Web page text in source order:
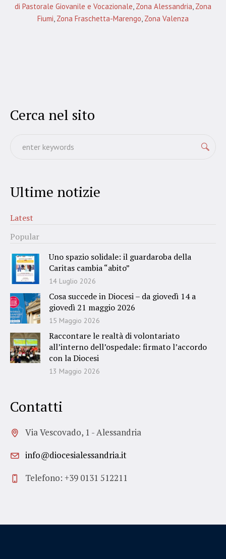
di Pastorale Giovanile e Vocazionale Zona Alessandria Zona
Fiumi Zona Fraschetta-Marengo Zona Valenza
Cerca nel sito
Ultime notizie
Latest
Popular
Uno spazio solidale: il guardaroba della
Caritas cambia “abito”
14 Luglio 2026
Cosa succede in Diocesi – da giovedì 14 a
giovedì 21 maggio 2026
15 Maggio 2026
Raccontare le realtà di volontariato
all’interno dell’ospedale: firmato l’accordo
con la Diocesi
13 Maggio 2026
Contatti
Via Vescovado, 1 - Alessandria
info@diocesialessandria.it
Telefono: +39 0131 512211